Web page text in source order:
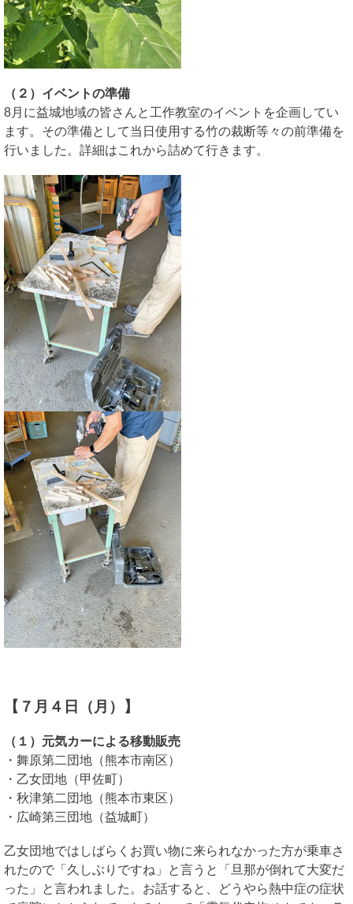
（２）イベントの準備
8月に益城地域の皆さんと工作教室のイベントを企画してい
ます。その準備として当日使用する竹の裁断等々の前準備を
行いました。詳細はこれから詰めて行きます。
【７月４日（月）】
（１）元気カーによる移動販売
・舞原第二団地（熊本市南区）
・乙女団地（甲佐町）
・秋津第二団地（熊本市東区）
・広崎第三団地（益城町）
乙女団地ではしばらくお買い物に来られなかった方が乗車さ
れたので「久しぶりですね」と言うと「旦那が倒れて大変だ
った」と言われました。お話すると、どうやら熱中症の症状